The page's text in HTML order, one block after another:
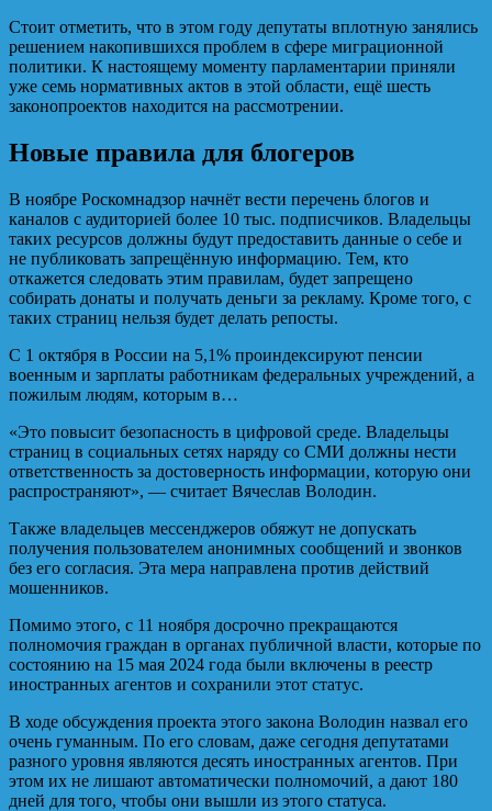
Стоит отметить, что в этом году депутаты вплотную занялись
решением накопившихся проблем в сфере миграционной
политики. К настоящему моменту парламентарии приняли
уже семь нормативных актов в этой области, ещё шесть
законопроектов находится на рассмотрении.
Новые правила для блогеров
В ноябре Роскомнадзор начнёт вести перечень блогов и
каналов с аудиторией более 10 тыс. подписчиков. Владельцы
таких ресурсов должны будут предоставить данные о себе и
не публиковать запрещённую информацию. Тем, кто
откажется следовать этим правилам, будет запрещено
собирать донаты и получать деньги за рекламу. Кроме того, с
таких страниц нельзя будет делать репосты.
С 1 октября в России на 5,1% проиндексируют пенсии
военным и зарплаты работникам федеральных учреждений, а
пожилым людям, которым в…
«Это повысит безопасность в цифровой среде. Владельцы
страниц в социальных сетях наряду со СМИ должны нести
ответственность за достоверность информации, которую они
распространяют», — считает Вячеслав Володин.
Также владельцев мессенджеров обяжут не допускать
получения пользователем анонимных сообщений и звонков
без его согласия. Эта мера направлена против действий
мошенников.
Помимо этого, с 11 ноября досрочно прекращаются
полномочия граждан в органах публичной власти, которые по
состоянию на 15 мая 2024 года были включены в реестр
иностранных агентов и сохранили этот статус.
В ходе обсуждения проекта этого закона Володин назвал его
очень гуманным. По его словам, даже сегодня депутатами
разного уровня являются десять иностранных агентов. При
этом их не лишают автоматически полномочий, а дают 180
дней для того, чтобы они вышли из этого статуса.